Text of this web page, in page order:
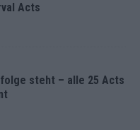
Acts
steht – alle 25 Acts